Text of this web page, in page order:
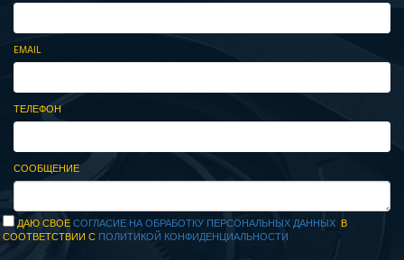
EMAIL
ТЕЛЕФОН
СООБЩЕНИЕ
ДАЮ СВОЕСОГЛАСИЕ НА ОБРАБОТКУ ПЕРСОНАЛЬНЫХ ДАННЫХ В
СООТВЕТСТВИИ С ПОЛИТИКОЙ КОНФИДЕНЦИАЛЬНОСТИ